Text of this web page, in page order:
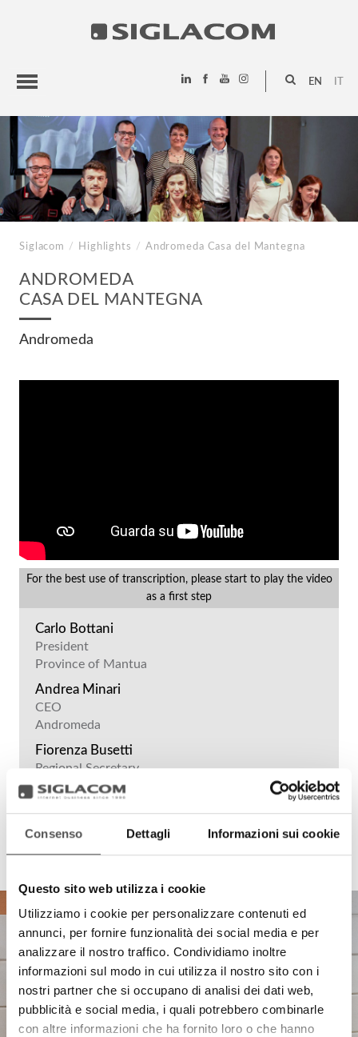
Consenso Dettagli Informazioni sui cookie
Questo sito web utilizza i cookie
Utilizziamo i cookie per personalizzare contenuti ed
annunci, per fornire funzionalità dei social media e per
analizzare il nostro traffico. Condividiamo inoltre
informazioni sul modo in cui utilizza il nostro sito con i
nostri partner che si occupano di analisi dei dati web,
pubblicità e social media, i quali potrebbero combinarle
con altre informazioni che ha fornito loro o che hanno
EN
HIGHLIGHTS
PROJECTS
SIGLACOM
Siglacom / Highlights / Andromeda Casa del Mantegna
ANDROMEDA
CASA DEL MANTEGNA
Andromeda
For the best use of transcription, please start to play the video
as a first step
Carlo Bottani
President
Province of Mantua
Andrea Minari
CEO
Andromeda
Fiorenza Busetti
Regional Secretary
Register of Environmental Managers